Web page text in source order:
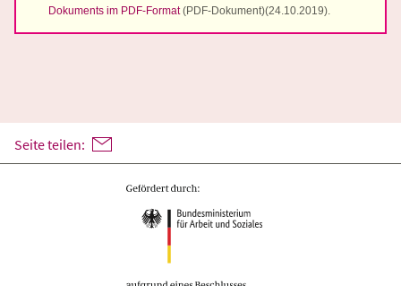
Dokuments im PDF-Format(PDF-Dokument)(24.10.2019).
Seite teilen: